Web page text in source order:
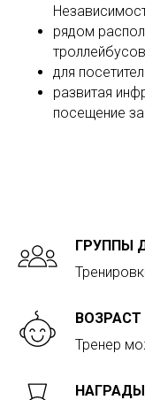
рядом
для
развитая
посещение
ГРУППЫ
ВОЗРАСТ
Тренер
НАГРАДЫ